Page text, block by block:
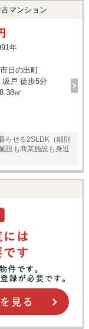
マンション
年
日の出町
戸 徒歩5分
㎡
らせる2SLDK（細則
設も商業施設も身近